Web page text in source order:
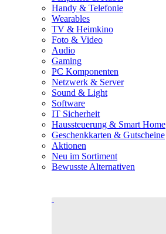
Handy & Telefonie
Wearables
TV & Heimkino
Foto & Video
Audio
Gaming
PC Komponenten
Netzwerk & Server
Sound & Light
Software
IT Sicherheit
Haussteuerung & Smart Home
Geschenkkarten & Gutscheine
Aktionen
Neu im Sortiment
Bewusste Alternativen